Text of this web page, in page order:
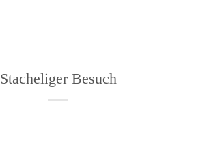
Stacheliger Besuch